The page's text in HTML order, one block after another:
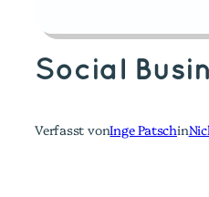
Social
Verfasst vonInge Patschin